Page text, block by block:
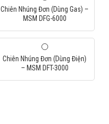
Chiên Nhúng Đơn (Dùng Gas) –
MSM DFG-6000
Chiên Nhúng Đơn (Dùng Điện)
– MSM DFT-3000